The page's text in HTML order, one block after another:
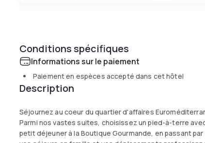
Conditions spécifiques
Informations sur le paiement
Paiement en espèces accepté dans cet hôtel
Description
Séjournez au coeur du quartier d'affaires
Parmi nos vastes suites, choisissez un pied-à-terre
petit déjeuner à la Boutique Gourmande, en passant